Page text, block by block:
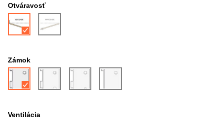
Otváravosť
Zámok
Ventilácia